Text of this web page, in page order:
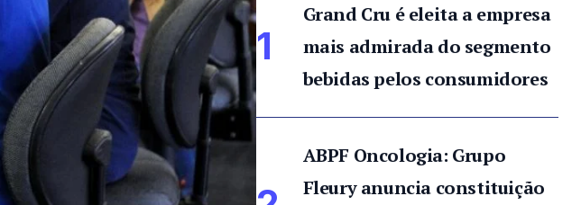
1
Grand Cru é eleita a empresa
mais admirada do segmento
bebidas pelos consumidores
ABPF Oncologia: Grupo
Fleury anuncia constituição